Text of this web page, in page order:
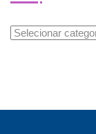
Navegue